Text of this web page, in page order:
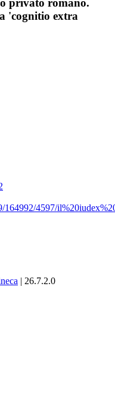
privato romano.
'cognitio extra
164992/4597/
| 26.7.2.0